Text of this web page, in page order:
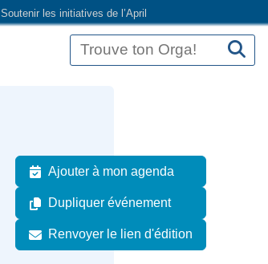
Soutenir les initiatives de l’April
Ajouter à mon agenda
Dupliquer événement
Renvoyer le lien d'édition